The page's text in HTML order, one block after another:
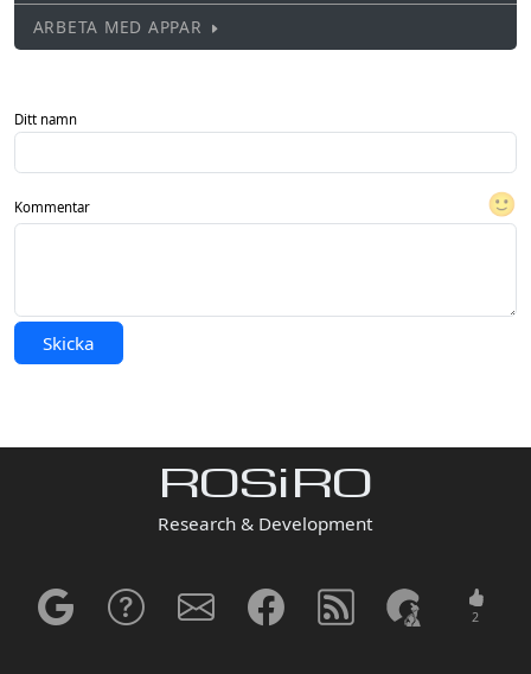
ARBETA MED APPAR
Ditt namn
Kommentar 🙂
Skicka
ROSiRO
Research & Development
2